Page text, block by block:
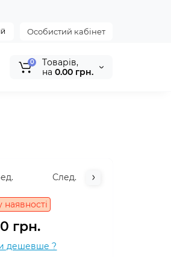
Особистий кабінет
0
Tоварів,
на 0.00 грн.
След.
грн.
дешевше ?